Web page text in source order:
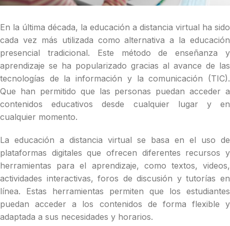
En la última década, la educación a distancia virtual ha sido
cada vez más utilizada como alternativa a la educación
presencial tradicional. Este método de enseñanza y
aprendizaje se ha popularizado gracias al avance de las
tecnologías de la información y la comunicación (TIC).
Que han permitido que las personas puedan acceder a
contenidos educativos desde cualquier lugar y en
cualquier momento.
La educación a distancia virtual se basa en el uso de
plataformas digitales que ofrecen diferentes recursos y
herramientas para el aprendizaje, como textos, videos,
actividades interactivas, foros de discusión y tutorías en
línea. Estas herramientas permiten que los estudiantes
puedan acceder a los contenidos de forma flexible y
adaptada a sus necesidades y horarios.